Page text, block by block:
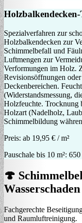
Spezialverfahren zur
Holzbalkendecken zur
Schimmelbefall und
Luftmengen zur
Verformungen im Holz.
Revisionsöffnungen
Deckenbereichen.
(Widerstandsmessung,
Holzfeuchte. Trocknung
Holzart (Nadelholz,
Schimmelbildung
Preis: ab 19,95 € / m²
Pauschale bis 10 m²:
🍄
Wasserschaden
Fachgerechte
und Raumluftreinigung.